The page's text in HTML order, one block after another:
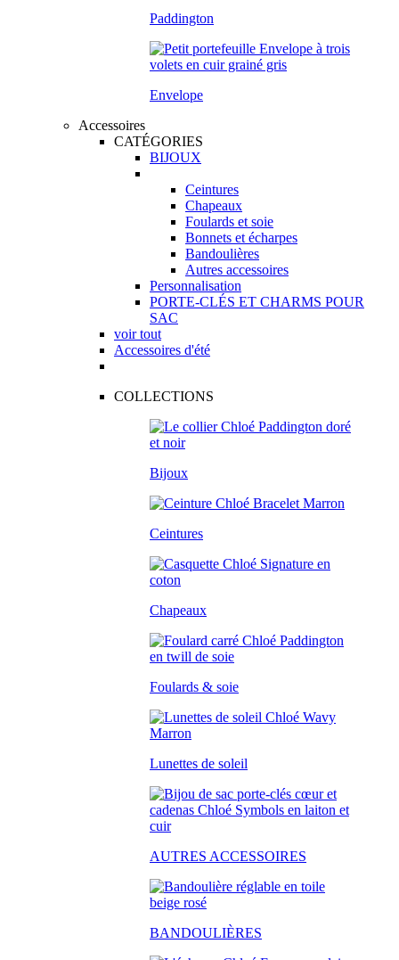
Paddington
Envelope
Accessoires
CATÉGORIES
BIJOUX
Ceintures
Chapeaux
Foulards et soie
Bonnets et écharpes
Bandoulières
Autres accessoires
Personnalisation
PORTE-CLÉS ET CHARMS POUR
SAC
voir tout
Accessoires d'été
COLLECTIONS
Bijoux
Ceintures
Chapeaux
Foulards & soie
Lunettes de soleil
AUTRES ACCESSOIRES
BANDOULIÈRES